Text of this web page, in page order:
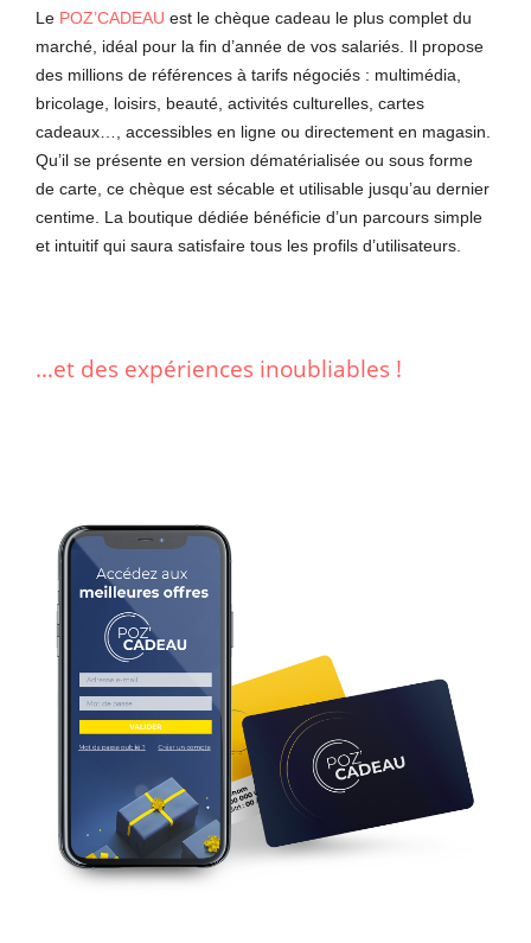
Le POZ’CADEAU est le chèque cadeau le plus complet du
marché, idéal pour la fin d’année de vos salariés. Il propose
des millions de références à tarifs négociés : multimédia,
bricolage, loisirs, beauté, activités culturelles, cartes
cadeaux…, accessibles en ligne ou directement en magasin.
Qu’il se présente en version dématérialisée ou sous forme
de carte, ce chèque est sécable et utilisable jusqu’au dernier
centime. La boutique dédiée bénéficie d’un parcours simple
et intuitif qui saura satisfaire tous les profils d’utilisateurs.
…et des expériences inoubliables !